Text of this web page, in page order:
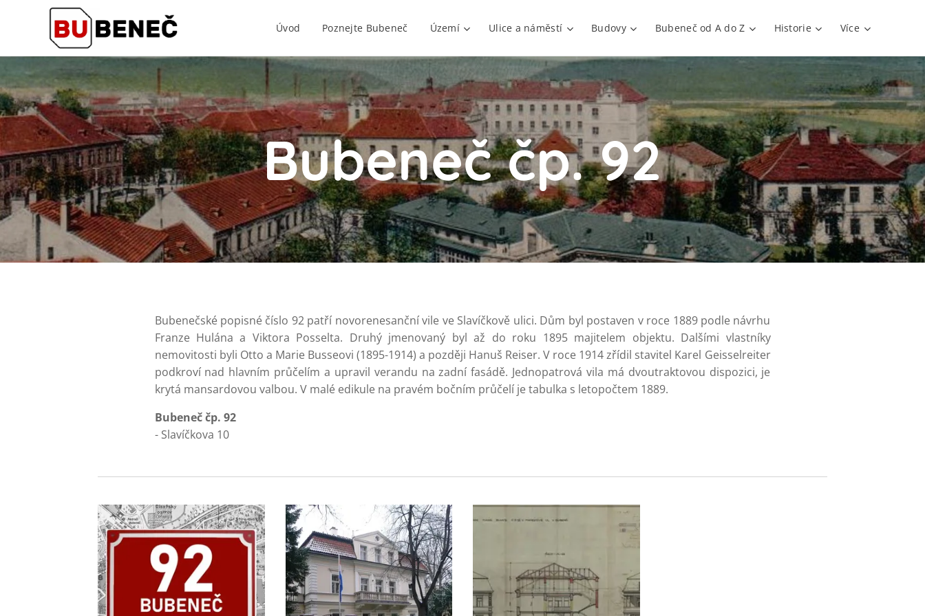
Úvod Poznejte Bubeneč Území Ulice a náměstí Budovy Bubeneč od A do Z Historie Více
Bubeneč čp. 92
Bubenečské popisné číslo 92 patří novorenesanční vile ve Slavíčkově ulici. Dům byl postaven v roce 1889 podle návrhu
Franze Hulána a Viktora Posselta. Druhý jmenovaný byl až do roku 1895 majitelem objektu. Dalšími vlastníky
nemovitosti byli Otto a Marie Busseovi (1895-1914) a později Hanuš Reiser. V roce 1914 zřídil stavitel Karel Geisselreiter
podkroví nad hlavním průčelím a upravil verandu na zadní fasádě. Jednopatrová vila má dvoutraktovou dispozici, je
krytá mansardovou valbou. V malé edikule na pravém bočním průčelí je tabulka s letopočtem 1889.
Bubeneč čp. 92
- Slavíčkova 10